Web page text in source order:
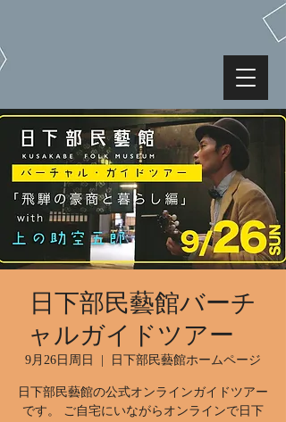
日下部民藝館バーチ
ャルガイドツアー
9月26日周日 日下部民藝館ホームページ
日下部民藝館の公式オンラインガイドツアー
です。 ご自宅にいながらオンラインで日下